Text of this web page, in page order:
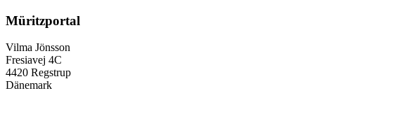
Müritzportal
Vilma Jönsson
Fresiavej 4C
4420 Regstrup
Dänemark